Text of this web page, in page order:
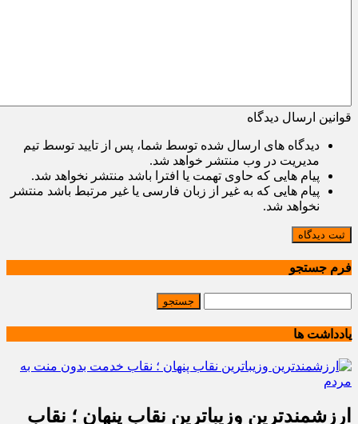
قوانین ارسال دیدگاه
دیدگاه های ارسال شده توسط شما، پس از تایید توسط تیم
مدیریت در وب منتشر خواهد شد.
پیام هایی که حاوی تهمت یا افترا باشد منتشر نخواهد شد.
پیام هایی که به غیر از زبان فارسی یا غیر مرتبط باشد منتشر
نخواهد شد.
ثبت دیدگاه
فرم جستجو
یادداشت ها
ارزشمندترین وزیباترین نقاب پنهان ؛ نقاب